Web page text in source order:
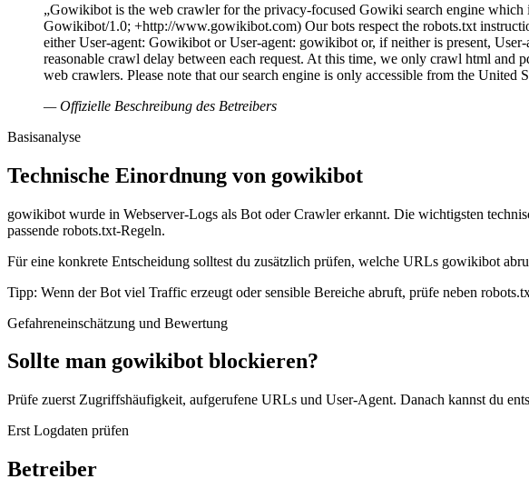
„Gowikibot is the web crawler for the privacy-focused Gowiki search engine
Gowikibot/1.0; +http://www.gowikibot.com) Our bots respect the robots.txt
either User-agent: Gowikibot or User-agent: gowikibot or, if neither is present,
reasonable crawl delay between each request. At this time, we only crawl html
web crawlers. Please note that our search engine is only accessible from the
— Offizielle Beschreibung des Betreibers
Basisanalyse
Technische Einordnung von gowikibot
gowikibot wurde in Webserver-Logs als Bot oder Crawler erkannt. Die wichtigsten
passende robots.txt-Regeln.
Für eine konkrete Entscheidung solltest du zusätzlich prüfen, welche URLs gowikibot
Tipp: Wenn der Bot viel Traffic erzeugt oder sensible Bereiche abruft, prüfe neben
Gefahreneinschätzung und Bewertung
Sollte man gowikibot blockieren?
Prüfe zuerst Zugriffshäufigkeit, aufgerufene URLs und User-Agent. Danach kannst du
Erst Logdaten prüfen
Betreiber